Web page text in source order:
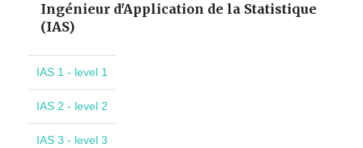
Ingénieur d'Application de la Statistique
(IAS)
IAS 1 - level 1
IAS 2 - level 2
IAS 3 - level 3